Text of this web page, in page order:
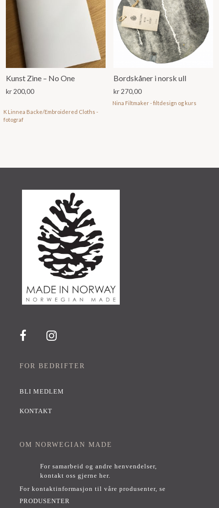
Kunst Zine – No One
kr200,00
K Linnea Backe/Embroidered Cloths -
fotograf
Bordskåner i norsk ull
kr270,00
Nina Filtmaker - filtdesign og kurs
FOR BEDRIFTER
BLI MEDLEM
KONTAKT
OM NORWEGIAN MADE
For samarbeid og andre henvendelser,
kontakt oss gjerne her.
For kontaktinformasjon til våre produsenter, se
PRODUSENTER